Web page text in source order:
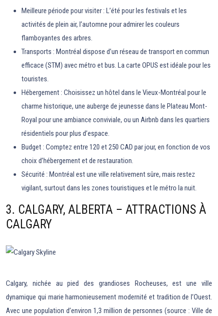
Meilleure période pour visiter : L’été pour les festivals et les
activités de plein air, l’automne pour admirer les couleurs
flamboyantes des arbres.
Transports : Montréal dispose d’un réseau de transport en commun
efficace (STM) avec métro et bus. La carte OPUS est idéale pour les
touristes.
Hébergement : Choisissez un hôtel dans le Vieux-Montréal pour le
charme historique, une auberge de jeunesse dans le Plateau Mont-
Royal pour une ambiance conviviale, ou un Airbnb dans les quartiers
résidentiels pour plus d’espace.
Budget : Comptez entre 120 et 250 CAD par jour, en fonction de vos
choix d’hébergement et de restauration.
Sécurité : Montréal est une ville relativement sûre, mais restez
vigilant, surtout dans les zones touristiques et le métro la nuit.
3. CALGARY, ALBERTA – ATTRACTIONS À
CALGARY
Calgary, nichée au pied des grandioses Rocheuses, est une ville
dynamique qui marie harmonieusement modernité et tradition de l’Ouest.
Avec une population d’environ 1,3 million de personnes (source : Ville de